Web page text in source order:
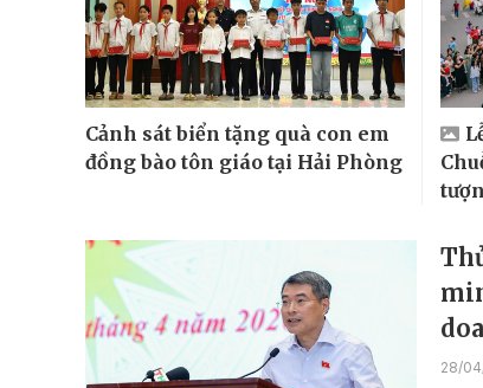
Cảnh sát biển tặng quà con em
đồng bào tôn giáo tại Hải Phòng
28/